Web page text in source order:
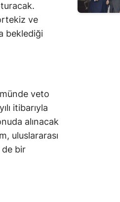
ve
beklediği
veto
itibarıyla
alınacak
uluslararası
de bir